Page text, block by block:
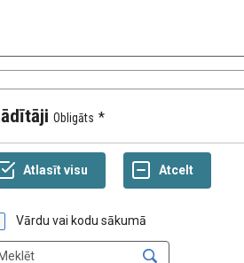
Rādītāji Obligāts
Vārdu vai kodu sākumā